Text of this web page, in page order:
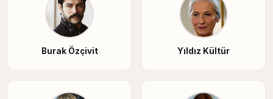
Burak Özçivit Yıldız Kültür